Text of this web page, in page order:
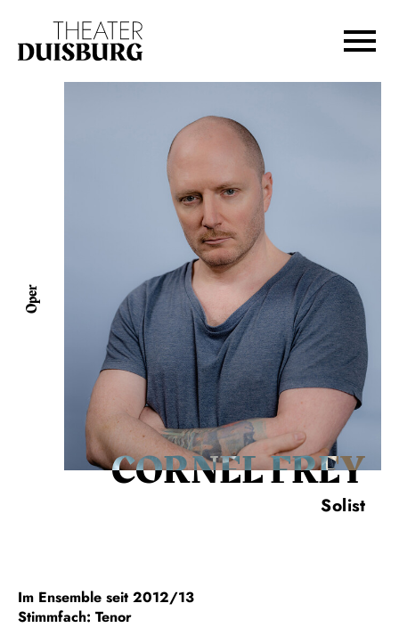
Zur Hauptnavigation springen
Zum Footer springen
Oper
CORNEL FREY
Solist
Im Ensemble seit 2012/13
Stimmfach: Tenor